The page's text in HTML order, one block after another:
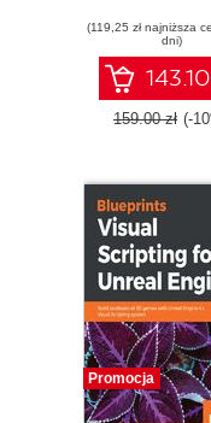
accelerate
process of
game design
solving
(119,25 zł najniższa
dni)
159.00 zł (-
Promocja